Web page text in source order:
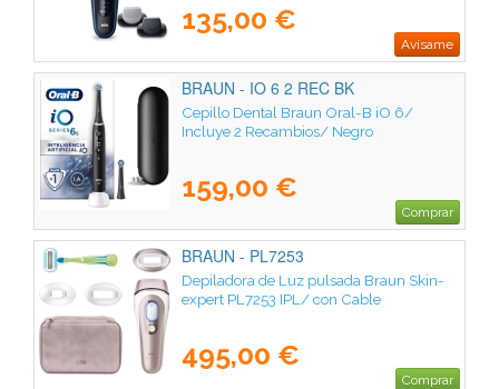
135,00 €
Avísame
BRAUN - IO 6 2 REC BK
Cepillo Dental Braun Oral-B iO 6/
Incluye 2 Recambios/ Negro
159,00 €
Comprar
BRAUN - PL7253
Depiladora de Luz pulsada Braun Skin-
expert PL7253 IPL/ con Cable
495,00 €
Comprar